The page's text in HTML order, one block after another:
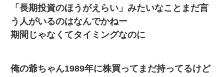
「長期投資のほうがえらい」みたいなことまだ言
う人がいるのはなんでかねー
期間じゃなくてタイミングなのに
俺の爺ちゃん1989年に株買ってまだ持ってるけど